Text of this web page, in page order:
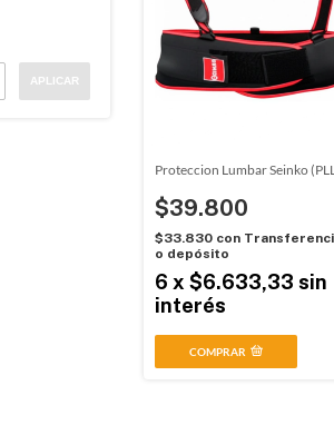
APLICAR
Proteccion Lumbar Seinko
$39.800
$33.830 con
o depósito
6 x $6.633,33 sin
interés
COMPRAR